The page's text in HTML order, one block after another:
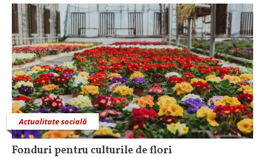
Actualitate socială
Fonduri pentru culturile de flori